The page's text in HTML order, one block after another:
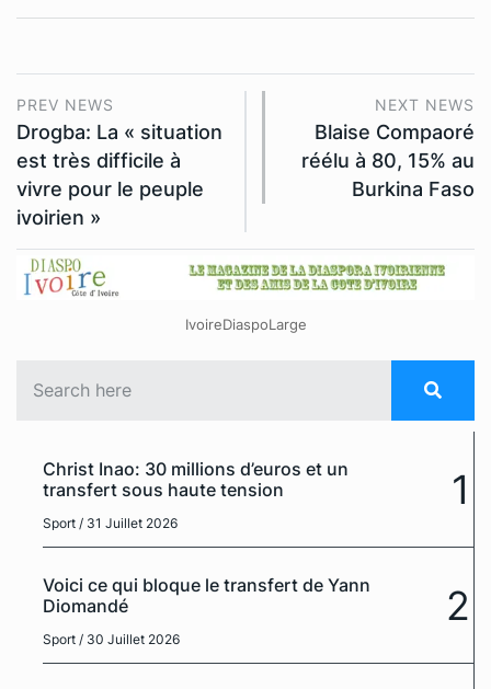
PREV NEWS
Drogba: La « situation
est très difficile à
vivre pour le peuple
ivoirien »
NEXT NEWS
Blaise Compaoré
réélu à 80, 15% au
Burkina Faso
IvoireDiaspoLarge
Christ Inao: 30 millions d’euros et un
transfert sous haute tension
Sport / 31 Juillet 2026
1
Voici ce qui bloque le transfert de Yann
Diomandé
Sport / 30 Juillet 2026
2